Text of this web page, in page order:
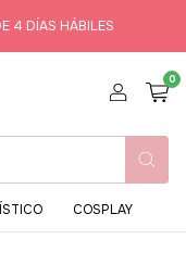
4 DÍAS HÁBILES
0
COSPLAY